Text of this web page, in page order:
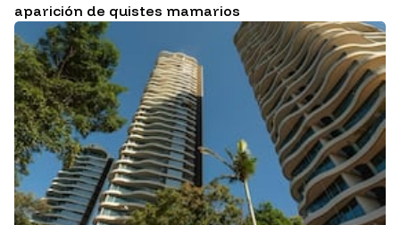
aparición de quistes mamarios